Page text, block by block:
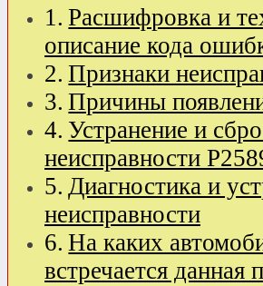
Расшифровка и
описание кода
Признаки
Причины
Устранение и
неисправности
Диагностика и
неисправности
На каких
встречается данная